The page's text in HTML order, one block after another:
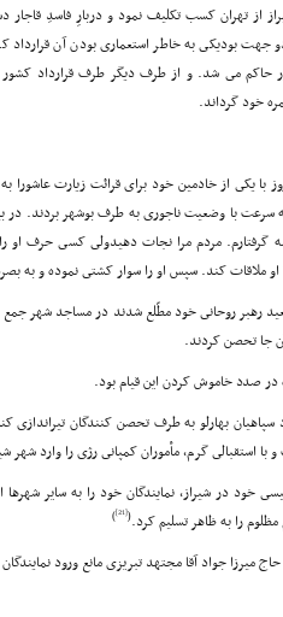
از تهران کسب تکلیف نمود و دربارِ فاسدِ قاجار
بودیکى به خاطر استعمارى بودن آن قرارداد
مى شد. و از طرف دیگر طرف قرارداد کشور
خود گرداند.
با یکى از خادمین خود براى قرائت زیارت عاشورا
سرعت با وضعیت ناجورى به طرف بوشهر بردند.
گرفتارم. مردم مرا نجات دهیدولى کسى حرف او
ملاقات کند. سپس او را سوار کشتى نموده و به
رهبر روحانى خود مطّلع شدند در مساجد
جا تحصن کردند.
صدد خاموش کردن این قیام بود.
سپاهیان بهارلو به طرف تحصن کنندگان
استقبالى گرم، مأموران کمپانى رژى را وارد شهر
خود در شیراز، نمایندگان خود را به سایر
را به ظاهر تسلیم کرد.(
[21]
)
میرزا جواد آقا مجتهد تبریزى مانع ورود